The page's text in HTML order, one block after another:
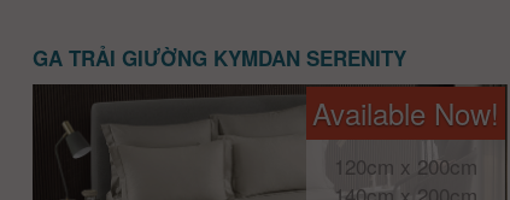
GA TRẢI GIƯỜNG KYMDAN SERENITY
Available Now!
120cm x 200cm